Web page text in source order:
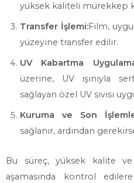
yüksek kaliteli mürekkep
Transfer İşlemi:Film,
yüzeyine transfer edilir.
UV Kabartma
üzerine, UV ışınıyla
sağlayan özel UV sıvısı
Kuruma ve Son
sağlanır, ardından
Bu süreç, yüksek kalite
aşamasında kontrol